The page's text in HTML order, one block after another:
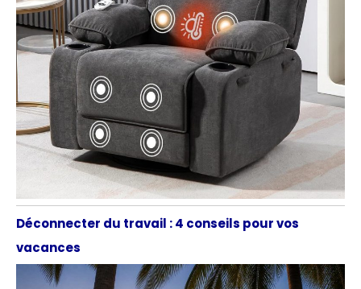
Déconnecter du travail : 4 conseils pour vos
vacances